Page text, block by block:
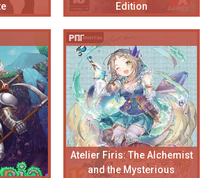
Edition
РПГ
Atelier Firis: The Alchemist
and the Mysterious